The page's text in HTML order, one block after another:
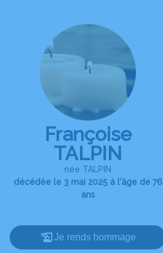
Françoise
TALPIN
née TALPIN
décédée le 3 mai 2025 à l'âge de 76
ans
Je rends hommage